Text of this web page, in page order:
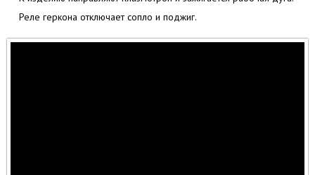
Реле геркона отключает сопло и поджиг.